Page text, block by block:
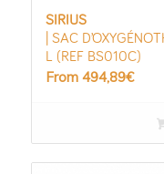
SIRIUS
| SAC
L (REF BS010C)
From 494,89€